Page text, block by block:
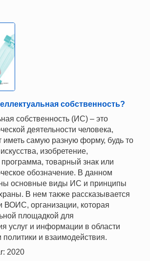
собственность?
собственность (ИС) – это
деятельности человека,
иметь самую разную форму, будь то
изобретение,
товарный знак или
обозначение. В данном
основные виды ИС и принципы
В нем также рассказывается
ВОИС, организации, которая
площадкой для
услуг и информации в области
и взаимодействия.
2020